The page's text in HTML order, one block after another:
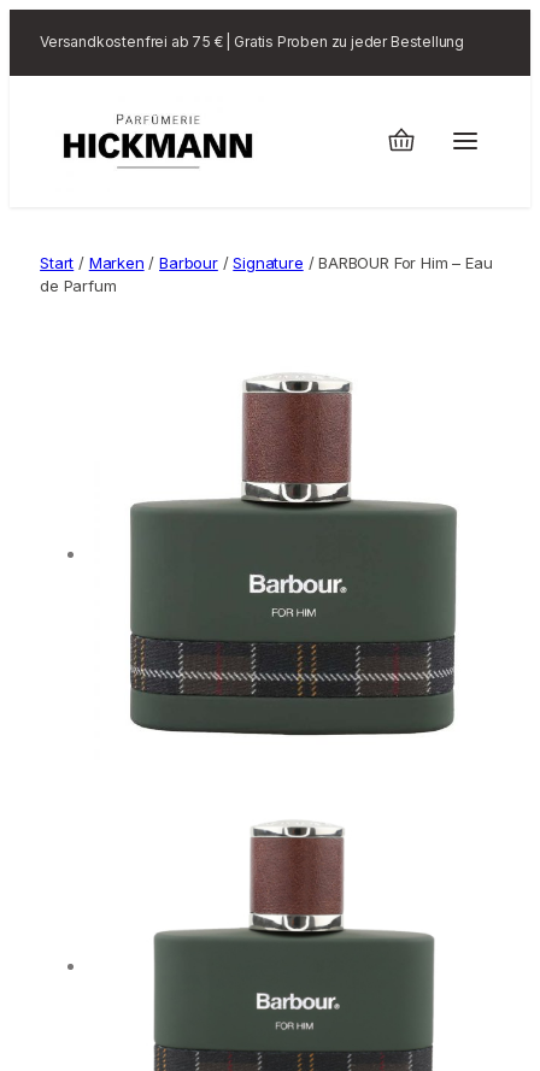
Versandkostenfrei ab 75 € | Gratis Proben zu jeder Bestellung
Start / Marken /Barbour/Signature / BARBOUR For Him – Eau
de Parfum